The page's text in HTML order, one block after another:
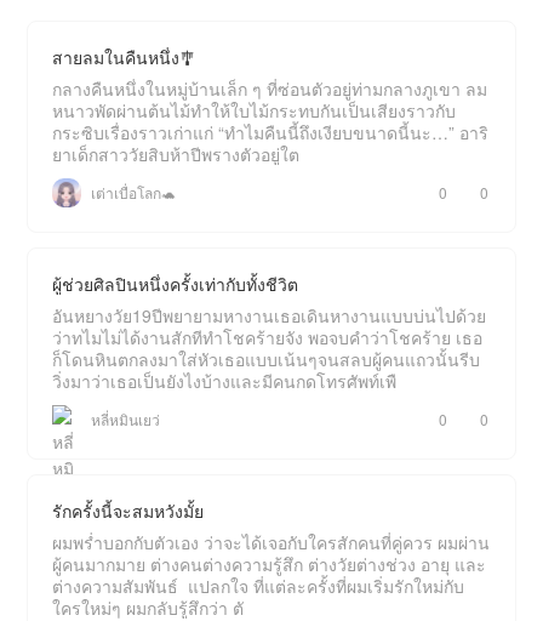
สายลมในคืนหนึ่ง🎐
กลางคืนหนึ่งในหมู่บ้านเล็ก ๆ ที่ซ่อนตัวอยู่ท่ามกลางภูเขา ลม
หนาวพัดผ่านต้นไม้ทำให้ใบไม้กระทบกันเป็นเสียงราวกับ
กระซิบเรื่องราวเก่าแก่ “ทำไมคืนนี้ถึงเงียบขนาดนี้นะ…” อาริ
ยาเด็กสาววัยสิบห้าปีพรางตัวอยู่ใต
เต่าเบื่อโลก🐢 0 0
ผู้ช่วย​ศิลปิน​หนึ่ง​ครั้ง​เท่ากับ​ทั้ง​ชีวิต​
อันหยางวัย19ปีพยายาม​หางานเธอเดินหางานแบบบ่นไปด้วย
ว่าทไมไม่ได้งานสักทีทำโชคร้ายจัง พอจบคำว่าโชคร้าย เธอ
ก็โดนหินตกลงมาใส่หัวเธอแบบเน้นๆจนสลบผู้คนแถวนั้นรีบ
วิ่งมาว่าเธอเป็นยังไงบ้างและมีคนกดโทรศัพท์​เพื
​หลี่หมินเยว่​ 0 0
รักครั้งนี้จะสมหวังมั้ย
ผมพร่ำบอกกับตัวเอง ว่าจะได้เจอกับใครสักคนที่คู่ควร ผมผ่าน
ผู้คนมากมาย ต่างคนต่างความรู้สึก ต่างวัยต่างช่วง อายุ และ
ต่างความสัมพันธ์ ​ แปลกใจ ที่แต่ละครั้งที่ผมเริ่มรักใหม่กับ
ใครใหม่ๆ ผมกลับรู้สึกว่า ตั